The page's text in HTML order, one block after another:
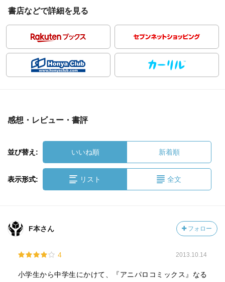
書店などで詳細を見る
感想・レビュー・書評
並び替え: いいね順 新着順
表示形式: リスト 全文
F本さん フォロー
4 2013.10.14
小学生から中学生にかけて、『アニパロコミックス』なる